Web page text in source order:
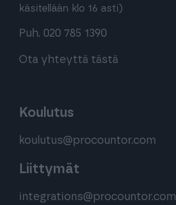
käsitellään klo 16 asti)
Puh. 020 785 1390
Ota yhteyttä tästä
Koulutus
koulutus@procountor.com
Liittymät
integrations@procountor.com